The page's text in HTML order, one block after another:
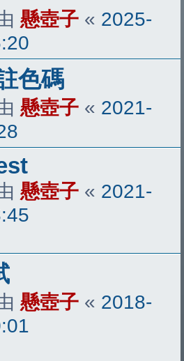
懸壺子 « 2025-
色碼
懸壺子 « 2021-
懸壺子 « 2021-
懸壺子 « 2018-